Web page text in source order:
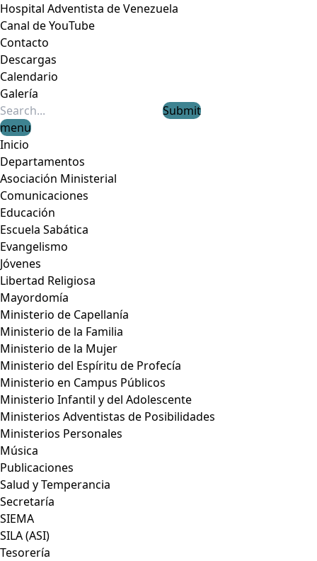
Hospital Adventista de Venezuela
Canal de YouTube
Contacto
Descargas
Calendario
Galería
Submit
menu
Inicio
Departamentos
Asociación Ministerial
Comunicaciones
Educación
Escuela Sabática
Evangelismo
Jóvenes
Libertad Religiosa
Mayordomía
Ministerio de Capellanía
Ministerio de la Familia
Ministerio de la Mujer
Ministerio del Espíritu de Profecía
Ministerio en Campus Públicos
Ministerio Infantil y del Adolescente
Ministerios Adventistas de Posibilidades
Ministerios Personales
Música
Publicaciones
Salud y Temperancia
Secretaría
SIEMA
SILA (ASI)
Tesorería